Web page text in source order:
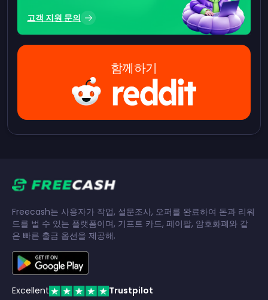
고객 지원 문의
함께하기
Freecash는 사용자가 작업, 설문조사, 오퍼를 완료하여 돈과 리워
드를 벌 수 있는 플랫폼이며, 기프트 카드, 페이팔, 암호화폐와 같
은 빠른 출금 옵션을 제공해.
Excellent Trustpilot